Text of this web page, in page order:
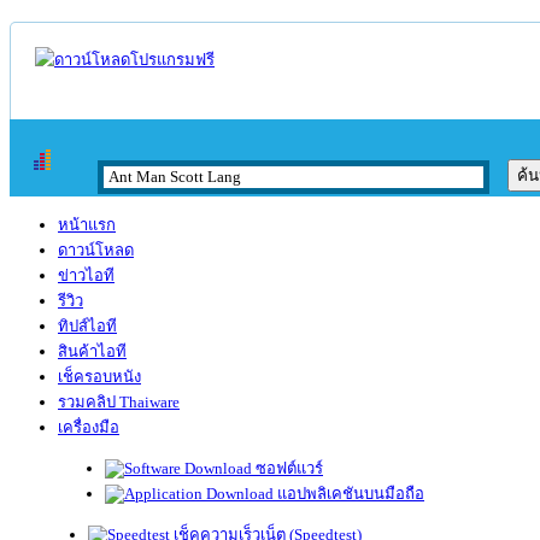
หน้าแรก
ดาวน์โหลด
ข่าวไอที
รีวิว
ทิปส์ไอที
สินค้าไอที
เช็ครอบหนัง
รวมคลิป Thaiware
เครื่องมือ
ซอฟต์แวร์
แอปพลิเคชันบนมือถือ
เช็คความเร็วเน็ต (Speedtest)